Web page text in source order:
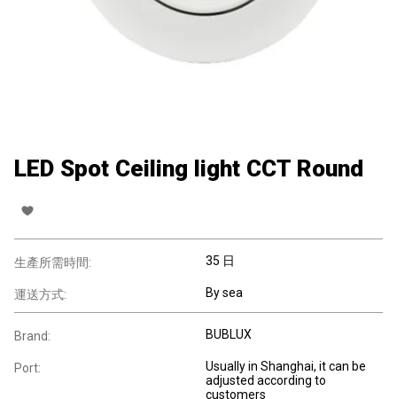
LED Spot Ceiling light CCT Round
生產所需時間: 35 日
運送方式: By sea
Brand: BUBLUX
Port:
Usually in Shanghai, it can be
adjusted according to
customers